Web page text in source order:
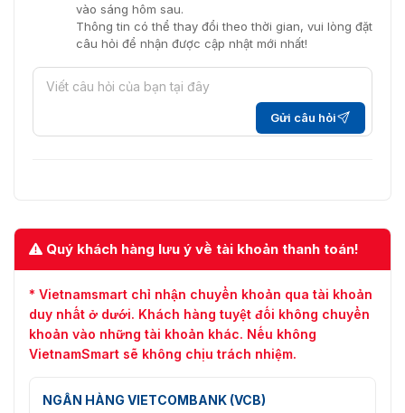
vào sáng hôm sau.
Thông tin có thể thay đổi theo thời gian, vui lòng đặt
câu hỏi để nhận được cập nhật mới nhất!
Gửi câu hỏi
Quý khách hàng lưu ý về tài khoản thanh toán!
* Vietnamsmart chỉ nhận chuyển khoản qua tài khoản
duy nhất ở dưới. Khách hàng tuyệt đối không chuyển
khoản vào những tài khoản khác. Nếu không
VietnamSmart sẽ không chịu trách nhiệm.
NGÂN HÀNG VIETCOMBANK (VCB)